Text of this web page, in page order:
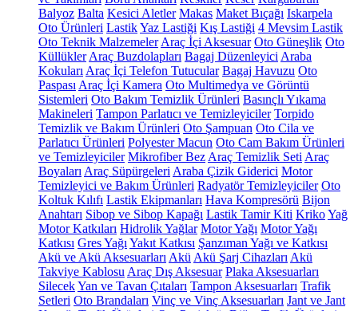
Balyoz Balta Kesici Aletler Makas Maket Bıçağı Iskarpela
Oto Ürünleri LastikYaz Lastiği Kış Lastiği 4 Mevsim Lastik
Oto Teknik Malzemeler Araç İçi Aksesuar Oto Güneşlik Oto
Küllükler Araç Buzdolapları Bagaj Düzenleyici Araba
Kokuları Araç İçi Telefon Tutucular Bagaj Havuzu Oto
Paspası Araç İçi Kamera Oto Multimedya ve Görüntü
Sistemleri Oto Bakım Temizlik Ürünleri Basınçlı Yıkama
Makineleri Tampon Parlatıcı ve Temizleyiciler Torpido
Temizlik ve Bakım Ürünleri Oto Şampuan Oto Cila ve
Parlatıcı Ürünleri Polyester Macun Oto Cam Bakım Ürünleri
ve Temizleyiciler Mikrofiber Bez Araç Temizlik Seti Araç
Boyaları Araç Süpürgeleri Araba Çizik Giderici Motor
Temizleyici ve Bakım Ürünleri Radyatör Temizleyiciler Oto
Koltuk Kılıfı Lastik Ekipmanları Hava Kompresörü Bijon
Anahtarı Sibop ve Sibop Kapağı Lastik Tamir Kiti KrikoYağ
Motor Katkıları Hidrolik Yağlar Motor Yağı Motor Yağı
Katkısı Gres Yağı Yakıt Katkısı Şanzıman Yağı ve Katkısı
Akü ve Akü Aksesuarları Akü Akü Şarj Cihazları Akü
Takviye Kablosu Araç Dış Aksesuar Plaka Aksesuarları
SilecekYan ve Tavan Çıtaları Tampon Aksesuarları Trafik
Setleri Oto Brandaları Vinç ve Vinç Aksesuarları Jant ve Jant